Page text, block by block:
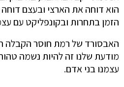
הוא דוחה את הארצי ובעצם
הזמן בתחרות ובקונפליקט עם
האבסורד של רמת חוסר הקבלה
מודעת שלנו זה להיות נשמה
עצמנו בני אדם.